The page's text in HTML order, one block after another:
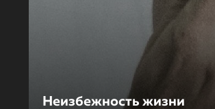
Неизбежность жизни